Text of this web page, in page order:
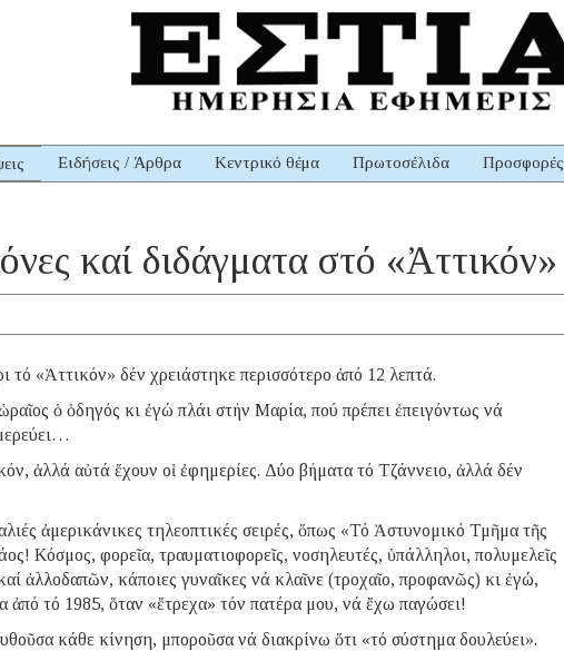
Ειδήσεις / Άρθρα Κεντρικό θέμα Πρωτοσέλιδα Προσφορές
καί διδάγματα στό «Ἀττικόν»
τό «Ἀττικόν» δέν χρειάστηκε περισσότερο ἀπό 12 λεπτά.
ὁ ὁδηγός κι ἐγώ πλάι στήν Μαρία, πού πρέπει ἐπειγόντως νά
ἀλλά αὐτά ἔχουν οἱ ἐφημερίες. Δύο βήματα τό Τζάννειο, ἀλλά δέν
ἀμερικάνικες τηλεοπτικές σειρές, ὅπως «Τό Ἀστυνομικό Τμῆμα τῆς
Κόσμος, φορεῖα, τραυματιοφορεῖς, νοσηλευτές, ὑπάλληλοι, πολυμελεῖς
ἀλλοδαπῶν, κάποιες γυναῖκες νά κλαῖνε (τροχαῖο, προφανῶς) κι ἐγώ,
ἀπό τό 1985, ὅταν «ἔτρεχα» τόν πατέρα μου, νά ἔχω παγώσει!
κάθε κίνηση, μποροῦσα νά διακρίνω ὅτι «τό σύστημα δουλεύει».